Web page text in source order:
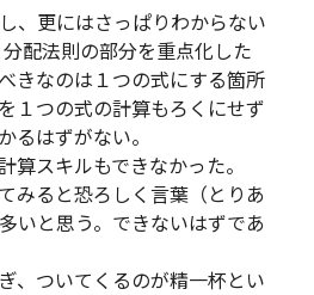
、更にはさっぱりわからない
配法則の部分を重点化した
きなのは１つの式にする箇所
１つの式の計算もろくにせず
るはずがない。
算スキルもできなかった。
みると恐ろしく言葉（とりあ
いと思う。できないはずであ
、ついてくるのが精一杯とい